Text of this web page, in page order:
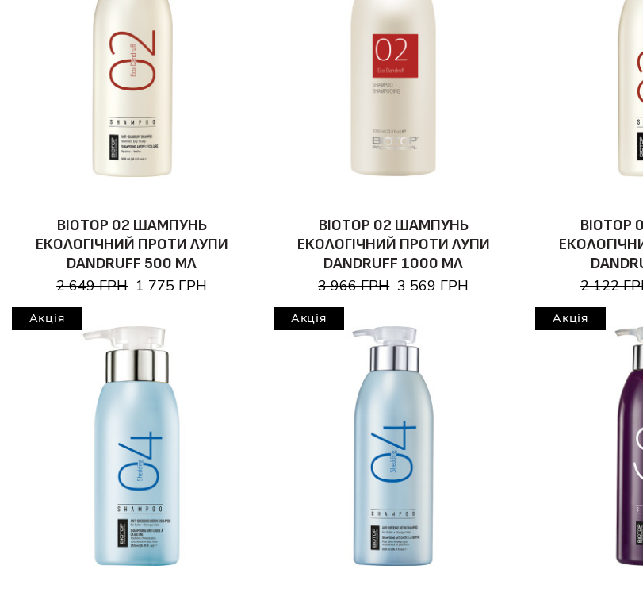
BIOTOP 02 ШАМПУНЬ
ЕКОЛОГІЧНИЙ ПРОТИ ЛУПИ
DANDRUFF 500 МЛ
2 649 ГРН 1 775 ГРН
BIOTOP 02 ШАМПУНЬ
ЕКОЛОГІЧНИЙ ПРОТИ ЛУПИ
DANDRUFF 1000 МЛ
3 966 ГРН 3 569 ГРН
2 122
Акція Акція Акція